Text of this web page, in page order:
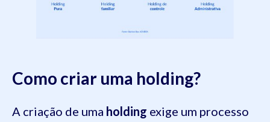
Como criar uma holding?
A criação de uma holding exige um processo